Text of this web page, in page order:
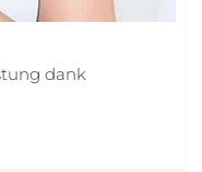
dank